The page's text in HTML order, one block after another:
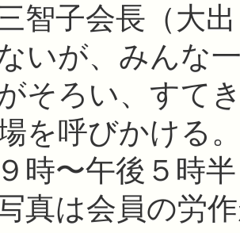
智子会長（大
いが、みんな
そろい、すて
を呼びかける
時〜午後５時
真は会員の労